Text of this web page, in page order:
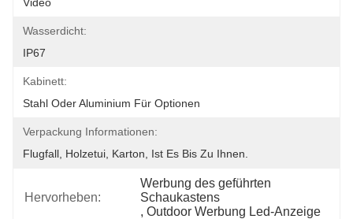
Wasserdicht:
IP67
Kabinett:
Stahl Oder Aluminium Für Optionen
Verpackung Informationen:
Flugfall, Holzetui, Karton, Ist Es Bis Zu Ihnen.
Hervorheben:
Werbung des geführten
Schaukastens
, Outdoor Werbung Led-Anzeige